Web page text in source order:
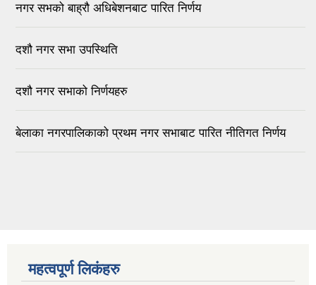
नगर सभको बाह्रौ अधिबेशनबाट पारित निर्णय
दशौ नगर सभा उपस्थिति
दशौ नगर सभाको निर्णयहरु
बेलाका नगरपालिकाको प्रथम नगर सभाबाट पारित नीतिगत निर्णय
महत्वपूर्ण लिकंहरु